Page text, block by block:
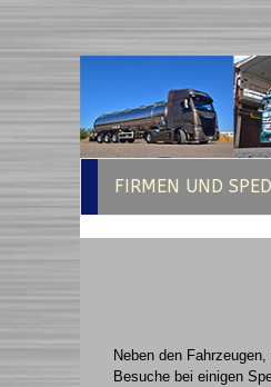
FIRMEN UND
Neben den
Besuche bei einigen